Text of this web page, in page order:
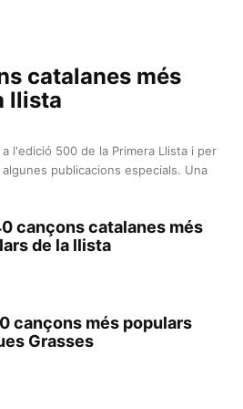
catalanes més
llista
l'edició 500 de la Primera Llista i per
publicacions especials. Una
cançons catalanes més
de la llista
cançons més populars
Grasses